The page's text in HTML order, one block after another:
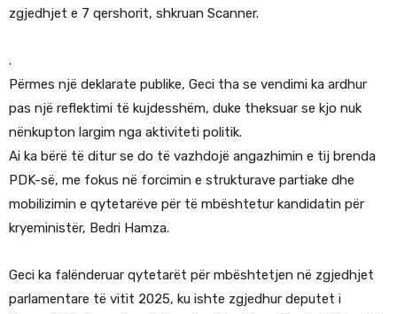
zgjedhjet e 7 qershorit, shkruan Scanner.
.
Përmes një deklarate publike, Geci tha se vendimi ka ardhur
pas një reflektimi të kujdesshëm, duke theksuar se kjo nuk
nënkupton largim nga aktiviteti politik.
Ai ka bërë të ditur se do të vazhdojë angazhimin e tij brenda
PDK-së, me fokus në forcimin e strukturave partiake dhe
mobilizimin e qytetarëve për të mbështetur kandidatin për
kryeministër, Bedri Hamza.
Geci ka falënderuar qytetarët për mbështetjen në zgjedhjet
parlamentare të vitit 2025, ku ishte zgjedhur deputet i